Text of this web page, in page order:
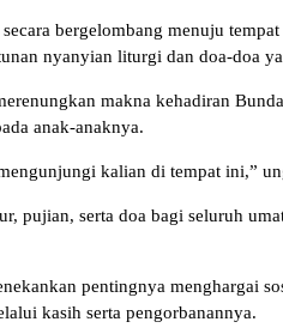
bergelombang menuju
nyanyian liturgi dan doa-doa
makna kehadiran
anak-anaknya.
kalian di tempat ini,”
pujian, serta doa bagi seluruh
pentingnya menghargai
kasih serta pengorbanannya.